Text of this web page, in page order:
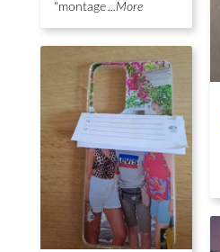
"montage...More